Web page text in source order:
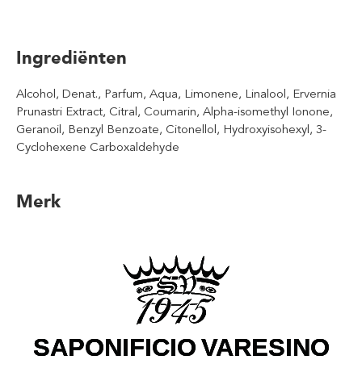
Ingrediënten
Alcohol, Denat., Parfum, Aqua, Limonene, Linalool, Ervernia
Prunastri Extract, Citral, Coumarin, Alpha-isomethyl Ionone,
Geranoil, Benzyl Benzoate, Citonellol, Hydroxyisohexyl, 3-
Cyclohexene Carboxaldehyde
Merk